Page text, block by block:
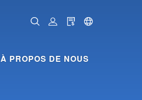
À PROPOS DE NOUS